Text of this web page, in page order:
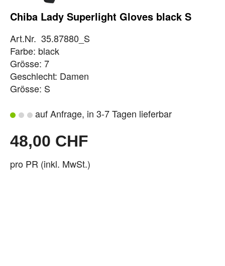
Chiba Lady Superlight Gloves black S
Art.Nr. 35.87880_S
Farbe: black
Grösse: 7
Geschlecht: Damen
Grösse: S
auf Anfrage, in 3-7 Tagen lieferbar
48,00 CHF
pro PR (inkl. MwSt.)